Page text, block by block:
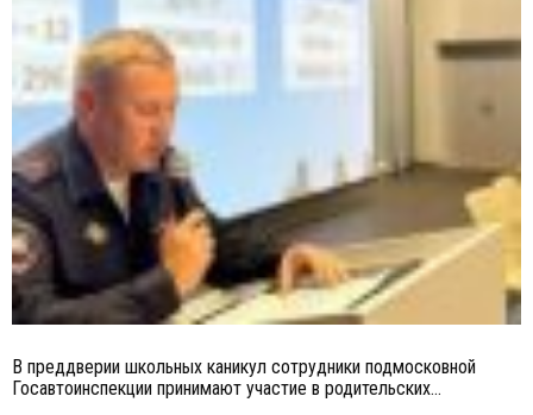
В преддверии школьных каникул сотрудники подмосковной
Госавтоинспекции принимают участие в родительских...